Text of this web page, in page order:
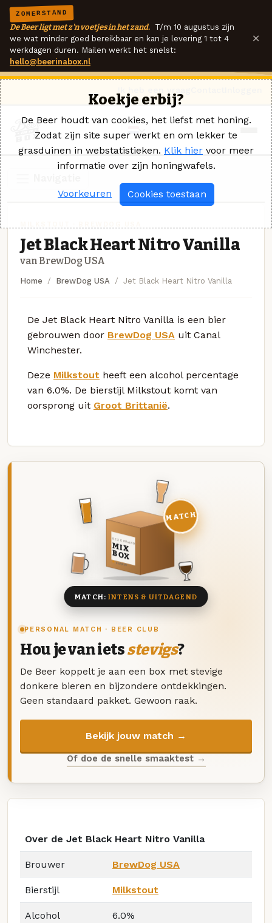
ZOMERSTAND
De Beer ligt met z'n voetjes in het zand. T/m 10 augustus zijn
we wat minder goed bereikbaar en kan je levering 1 tot 4
werkdagen duren. Mailen werkt het snelst:
hello@beerinabox.nl
×
Jet Black Heart Nitro Vanilla
van BrewDog USA
Home BrewDog USA Jet Black Heart Nitro Vanilla
De Jet Black Heart Nitro Vanilla is een bier
gebrouwen door BrewDog USA uit Canal
Winchester.
Deze Milkstout heeft een alcohol percentage
van 6.0%. De bierstijl Milkstout komt van
oorsprong uit Groot Brittanië.
PERSONAL MATCH · BEER CLUB
Hou je van ietsstevigs?
De Beer koppelt je aan een box met stevige
donkere bieren en bijzondere ontdekkingen.
Geen standaard pakket. Gewoon raak.
Bekijk jouw match →
Of doe de snelle smaaktest →
DEZE MAAND
MIX
BOX
8 BIEREN
MATCH
MATCH:INTENS & UITDAGEND
Over de Jet Black Heart Nitro Vanilla
Brouwer BrewDog USA
Bierstijl Milkstout
Alcohol 6.0%
Koekje erbij?
De Beer houdt van cookies, het liefst met honing.
Zodat zijn site super werkt en om lekker te
grasduinen in webstatistieken. Klik hier voor meer
informatie over zijn honingwafels.
Voorkeuren Cookies toestaan